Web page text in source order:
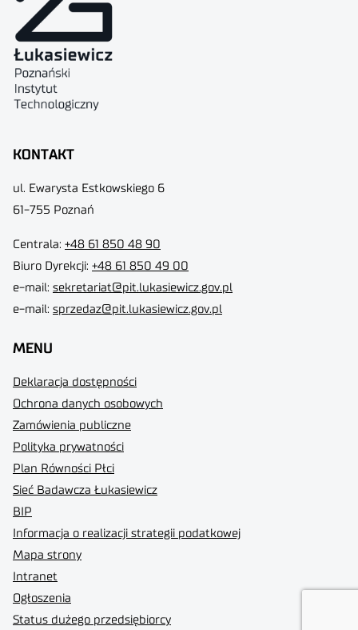
KONTAKT
ul. Ewarysta Estkowskiego 6
61-755 Poznań
Centrala: +48 61 850 48 90
Biuro Dyrekcji: +48 61 850 49 00
e-mail: sekretariat@pit.lukasiewicz.gov.pl
e-mail: sprzedaz@pit.lukasiewicz.gov.pl
MENU
Deklaracja dostępności
Ochrona danych osobowych
Zamówienia publiczne
Polityka prywatności
Plan Równości Płci
Sieć Badawcza Łukasiewicz
BIP
Informacja o realizacji strategii podatkowej
Mapa strony
Intranet
Ogłoszenia
Status dużego przedsiębiorcy